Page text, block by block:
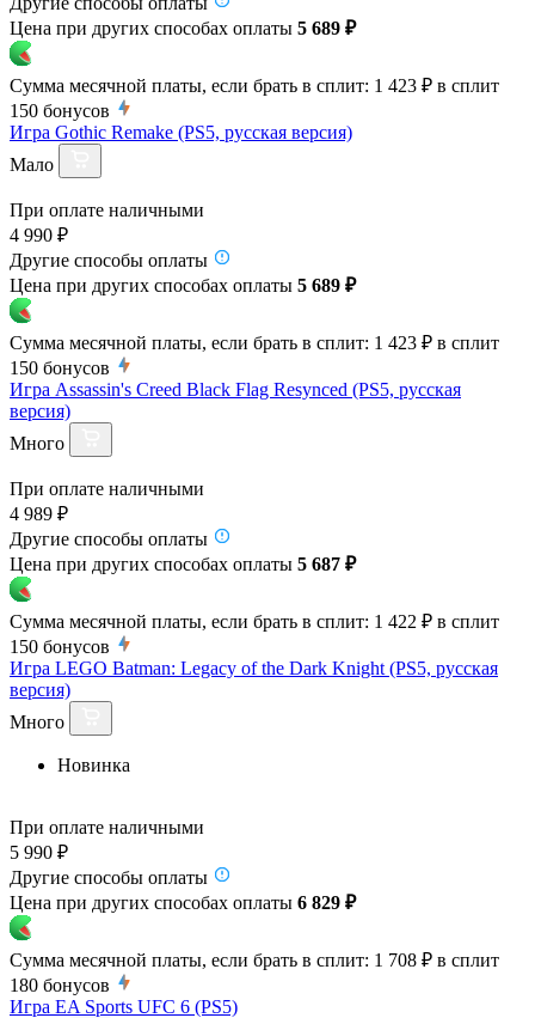
Цена при других способах оплаты 5 689 ₽
Сумма месячной платы, если брать в сплит: 1 423 ₽ в сплит
150 бонусов
Игра Gothic Remake (PS5, русская версия)
Мало
При оплате наличными
4 990 ₽
Другие способы оплаты
Цена при других способах оплаты 5 689 ₽
Сумма месячной платы, если брать в сплит: 1 423 ₽ в сплит
150 бонусов
Игра Assassin's Creed Black Flag Resynced (PS5, русская
версия)
Много
При оплате наличными
4 989 ₽
Другие способы оплаты
Цена при других способах оплаты 5 687 ₽
Сумма месячной платы, если брать в сплит: 1 422 ₽ в сплит
150 бонусов
Игра LEGO Batman: Legacy of the Dark Knight (PS5, русская
версия)
Много
Новинка
При оплате наличными
5 990 ₽
Другие способы оплаты
Цена при других способах оплаты 6 829 ₽
Сумма месячной платы, если брать в сплит: 1 708 ₽ в сплит
180 бонусов
Игра EA Sports UFC 6 (PS5)